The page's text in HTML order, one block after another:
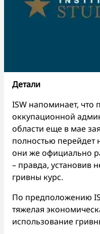
Детали
ISW напоминает, что
оккупационной
области еще в мае
полностью перейдет
они же официально
– правда, установив
гривны курс.
По предположению
тяжелая
использование